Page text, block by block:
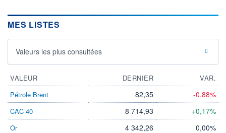
MES LISTES
Valeurs les plus consultées
VALEUR DERNIER
VAR.
Pétrole Brent
82,35 -0,88%
CAC 40 8 714,93 +0,17%
Or 4 342,26 0,00%